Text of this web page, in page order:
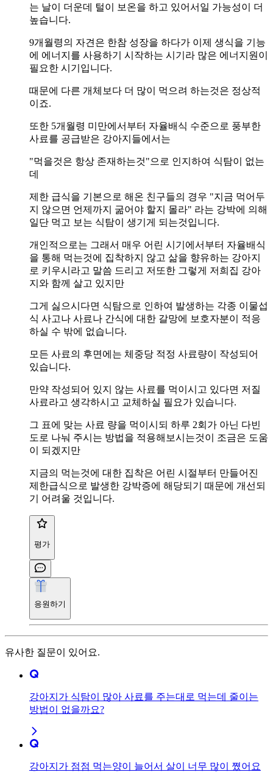
는 날이 더운데 털이 보온을 하고 있어서일 가능성이 더
높습니다.
9개월령의 자견은 한참 성장을 하다가 이제 생식을 기능
에 에너지를 사용하기 시작하는 시기라 많은 에너지원이
필요한 시기입니다.
때문에 다른 개체보다 더 많이 먹으려 하는것은 정상적
이죠.
또한 5개월령 미만에서부터 자율배식 수준으로 풍부한
사료를 공급받은 강아지들에서는
"먹을것은 항상 존재하는것"으로 인지하여 식탐이 없는
데
제한 급식을 기본으로 해온 친구들의 경우 "지금 먹어두
지 않으면 언제까지 굶어야 할지 몰라" 라는 강박에 의해
일단 먹고 보는 식탐이 생기게 되는것입니다.
개인적으로는 그래서 매우 어린 시기에서부터 자율배식
을 통해 먹는것에 집착하지 않고 삶을 향유하는 강아지
로 키우시라고 말씀 드리고 저또한 그렇게 저희집 강아
지와 함께 살고 있지만
그게 싫으시다면 식탐으로 인하여 발생하는 각종 이물섭
식 사고나 사료나 간식에 대한 갈망에 보호자분이 적응
하실 수 밖에 없습니다.
모든 사료의 후면에는 체중당 적정 사료량이 작성되어
있습니다.
만약 작성되어 있지 않는 사료를 먹이시고 있다면 저질
사료라고 생각하시고 교체하실 필요가 있습니다.
그 표에 맞는 사료 량을 먹이시되 하루 2회가 아닌 다빈
도로 나눠 주시는 방법을 적용해보시는것이 조금은 도움
이 되겠지만
지금의 먹는것에 대한 집착은 어린 시절부터 만들어진
제한급식으로 발생한 강박증에 해당되기 때문에 개선되
기 어려울 것입니다.
평가
응원하기
유사한 질문이 있어요.
강아지가 식탐이 많아 사료를 주는대로 먹는데 줄이는
방법이 없을까요?
강아지가 점점 먹는양이 늘어서 살이 너무 많이 쪘어요